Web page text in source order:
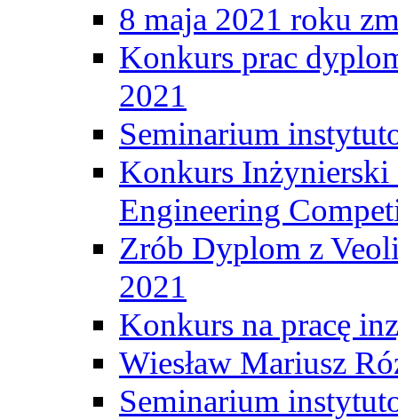
8 maja 2021 roku
Konkurs prac
2021
Seminarium
Konkurs
Engineering
Zrób Dyplom z
2021
Konkurs na pracę
Wiesław Mariusz
Seminarium